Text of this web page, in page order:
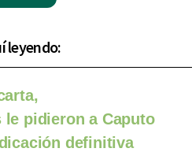
leyendo:
pidieron a Caputo
definitiva